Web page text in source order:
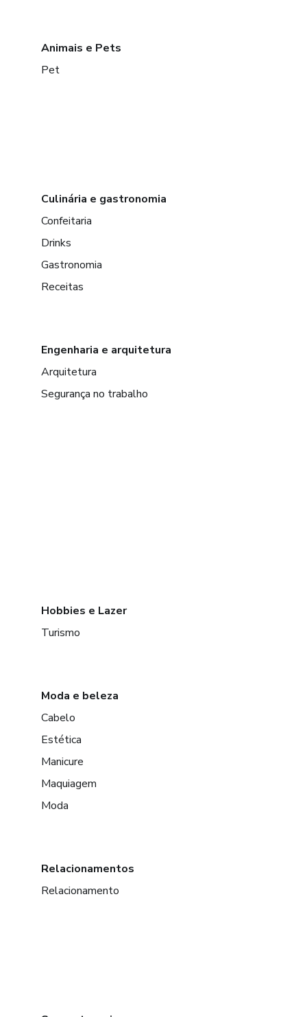
Animais e Pets
Pet
Culinária e gastronomia
Confeitaria
Drinks
Gastronomia
Receitas
Engenharia e arquitetura
Arquitetura
Segurança no trabalho
Hobbies e Lazer
Turismo
Moda e beleza
Cabelo
Estética
Manicure
Maquiagem
Moda
Relacionamentos
Relacionamento